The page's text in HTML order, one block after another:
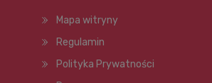
Mapa witryny
Regulamin
Polityka Prywatności